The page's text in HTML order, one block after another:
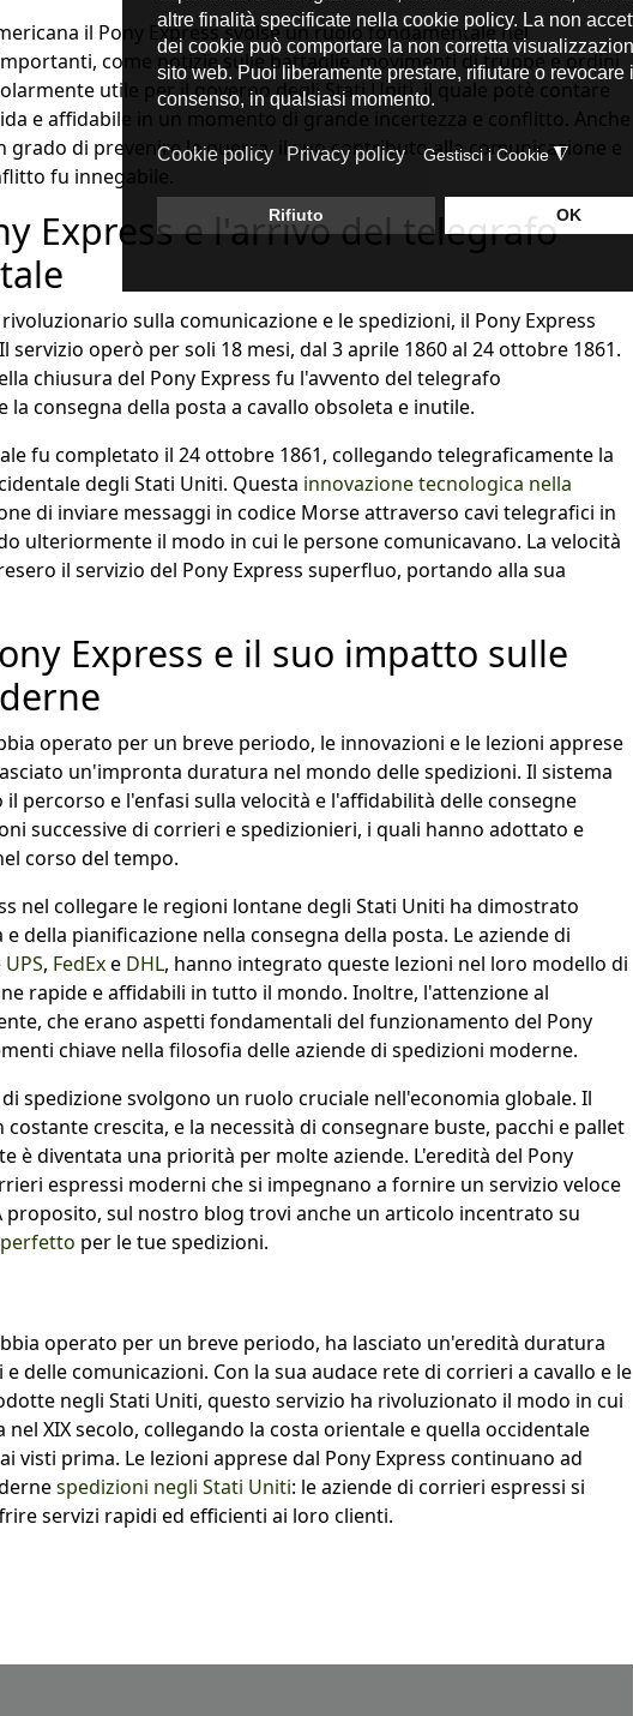
il Pony Express svolse un ruolo fondamentale nel
come notizie sulle battaglie, movimenti di truppe e ordini
utile per il governo degli Stati Uniti, il quale potè contare
e affidabile in un momento di grande incertezza e conflitto. Anche
grado di prevenire la guerra, il suo contributo alla comunicazione e
fu innegabile.
Express e l'arrivo del telegrafo
sulla comunicazione e le spedizioni, il Pony Express
servizio operò per soli 18 mesi, dal 3 aprile 1860 al 24 ottobre 1861.
chiusura del Pony Express fu l'avvento del telegrafo
consegna della posta a cavallo obsoleta e inutile.
fu completato il 24 ottobre 1861, collegando telegraficamente la
degli Stati Uniti. Questa innovazione tecnologica nella
di inviare messaggi in codice Morse attraverso cavi telegrafici in
ulteriormente il modo in cui le persone comunicavano. La velocità
il servizio del Pony Express superfluo, portando alla sua
Express e il suo impatto sulle
operato per un breve periodo, le innovazioni e le lezioni apprese
un'impronta duratura nel mondo delle spedizioni. Il sistema
percorso e l'enfasi sulla velocità e l'affidabilità delle consegne
successive di corrieri e spedizionieri, i quali hanno adottato e
corso del tempo.
nel collegare le regioni lontane degli Stati Uniti ha dimostrato
della pianificazione nella consegna della posta. Le aziende di
UPS, FedExe DHL, hanno integrato queste lezioni nel loro modello di
rapide e affidabili in tutto il mondo. Inoltre, l'attenzione al
che erano aspetti fondamentali del funzionamento del Pony
chiave nella filosofia delle aziende di spedizioni moderne.
spedizione svolgono un ruolo cruciale nell'economia globale. Il
crescita, e la necessità di consegnare buste, pacchi e pallet
è diventata una priorità per molte aziende. L'eredità del Pony
espressi moderni che si impegnano a fornire un servizio veloce
proposito, sul nostro blog trovi anche un articolo incentrato su
per le tue spedizioni.
operato per un breve periodo, ha lasciato un'eredità duratura
delle comunicazioni. Con la sua audace rete di corrieri a cavallo e le
negli Stati Uniti, questo servizio ha rivoluzionato il modo in cui
nel XIX secolo, collegando la costa orientale e quella occidentale
visti prima. Le lezioni apprese dal Pony Express continuano ad
spedizioni negli Stati Uniti: le aziende di corrieri espressi si
servizi rapidi ed efficienti ai loro clienti.